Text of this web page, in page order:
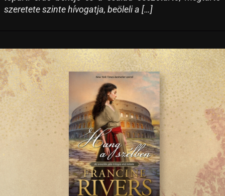
szeretete szinte hívogatja, beöleli a […]